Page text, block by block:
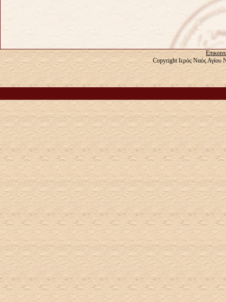
Copyright Ιερός Ναός Αγίου